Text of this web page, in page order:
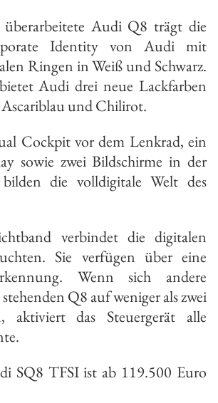
Audi Q8 trägt die
Identity von Audi mit
Ringen in Weiß und Schwarz.
Audi drei neue Lackfarben
und Chilirot.
Cockpit vor dem Lenkrad, ein
sowie zwei Bildschirme in der
die volldigitale Welt des
verbindet die digitalen
Sie verfügen über eine
Wenn sich andere
Q8 auf weniger als zwei
aktiviert das Steuergerät alle
SQ8 TFSI ist ab 119.500 Euro